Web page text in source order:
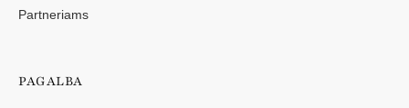
Partneriams
PAGALBA